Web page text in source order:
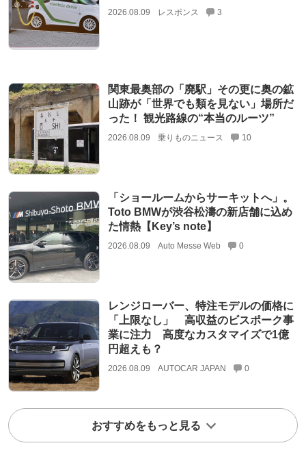
2026.08.09 レスポンス 3
関東最奥部の「廃駅」その更に奥の鉱
山跡が「世界でも類を見ない」場所だ
った！ 観光路線の“本当のルーツ”
2026.08.09 乗りものニュース 10
「ショールームからサーキットへ」。
Toto BMWが渋谷松濤の新店舗に込め
た情熱【Key’s note】
2026.08.09 Auto Messe Web 0
レンジローバー、特注モデルの価格に
「上限なし」 高収益のビスポーク事
業に注力 高度なカスタマイズで1億
円超えも？
2026.08.09 AUTOCAR JAPAN 0
おすすめをもっと見る